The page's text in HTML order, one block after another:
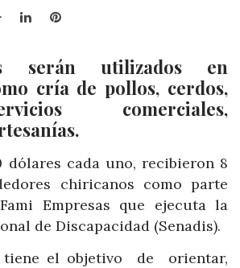
Google+LinkedInPinterest
serán utilizados en
cría de pollos, cerdos,
comerciales,
dólares cada uno, recibieron 8
chiricanos como parte
Empresas que ejecuta la
de Discapacidad (Senadis).
tiene el objetivo de orientar,